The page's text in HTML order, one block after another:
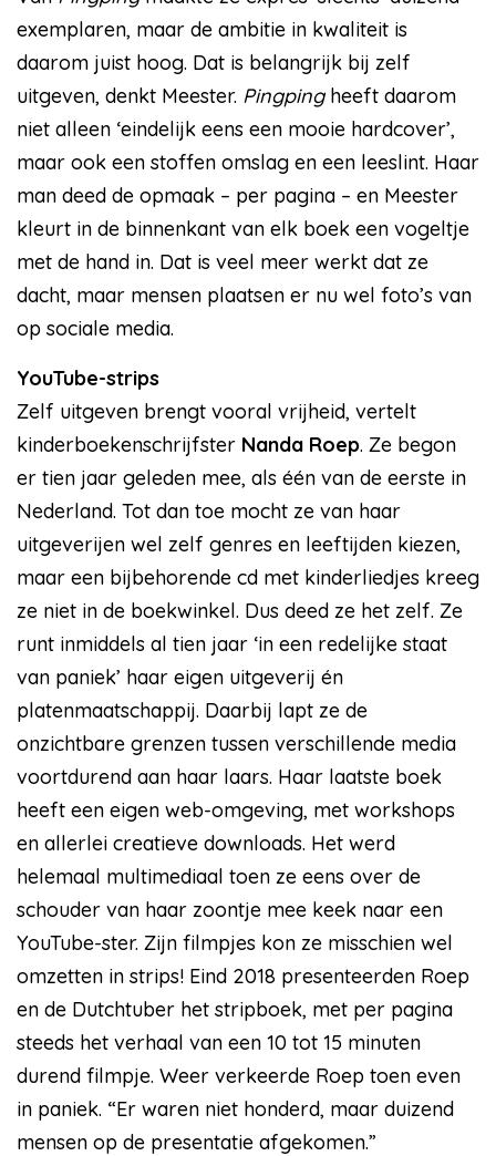
exemplaren, maar de ambitie in kwaliteit is
daarom juist hoog. Dat is belangrijk bij zelf
uitgeven, denkt Meester. Pingpingheeft daarom
niet alleen ‘eindelijk eens een mooie hardcover’,
maar ook een stoffen omslag en een leeslint. Haar
man deed de opmaak – per pagina – en Meester
kleurt in de binnenkant van elk boek een vogeltje
met de hand in. Dat is veel meer werkt dat ze
dacht, maar mensen plaatsen er nu wel foto’s van
op sociale media.
YouTube-strips
Zelf uitgeven brengt vooral vrijheid, vertelt
kinderboekenschrijfster Nanda Roep. Ze begon
er tien jaar geleden mee, als één van de eerste in
Nederland. Tot dan toe mocht ze van haar
uitgeverijen wel zelf genres en leeftijden kiezen,
maar een bijbehorende cd met kinderliedjes kreeg
ze niet in de boekwinkel. Dus deed ze het zelf. Ze
runt inmiddels al tien jaar ‘in een redelijke staat
van paniek’ haar eigen uitgeverij én
platenmaatschappij. Daarbij lapt ze de
onzichtbare grenzen tussen verschillende media
voortdurend aan haar laars. Haar laatste boek
heeft een eigen web-omgeving, met workshops
en allerlei creatieve downloads. Het werd
helemaal multimediaal toen ze eens over de
schouder van haar zoontje mee keek naar een
YouTube-ster. Zijn filmpjes kon ze misschien wel
omzetten in strips! Eind 2018 presenteerden Roep
en de Dutchtuber het stripboek, met per pagina
steeds het verhaal van een 10 tot 15 minuten
durend filmpje. Weer verkeerde Roep toen even
in paniek. “Er waren niet honderd, maar duizend
mensen op de presentatie afgekomen.”